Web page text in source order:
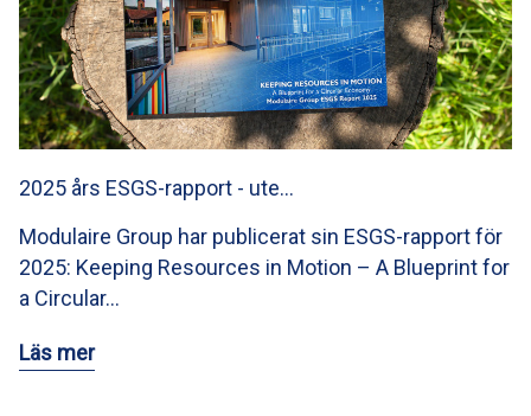
2025 års ESGS-rapport - ute…
Modulaire Group har publicerat sin ESGS-rapport för
2025: Keeping Resources in Motion – A Blueprint for
a Circular…
Läs mer